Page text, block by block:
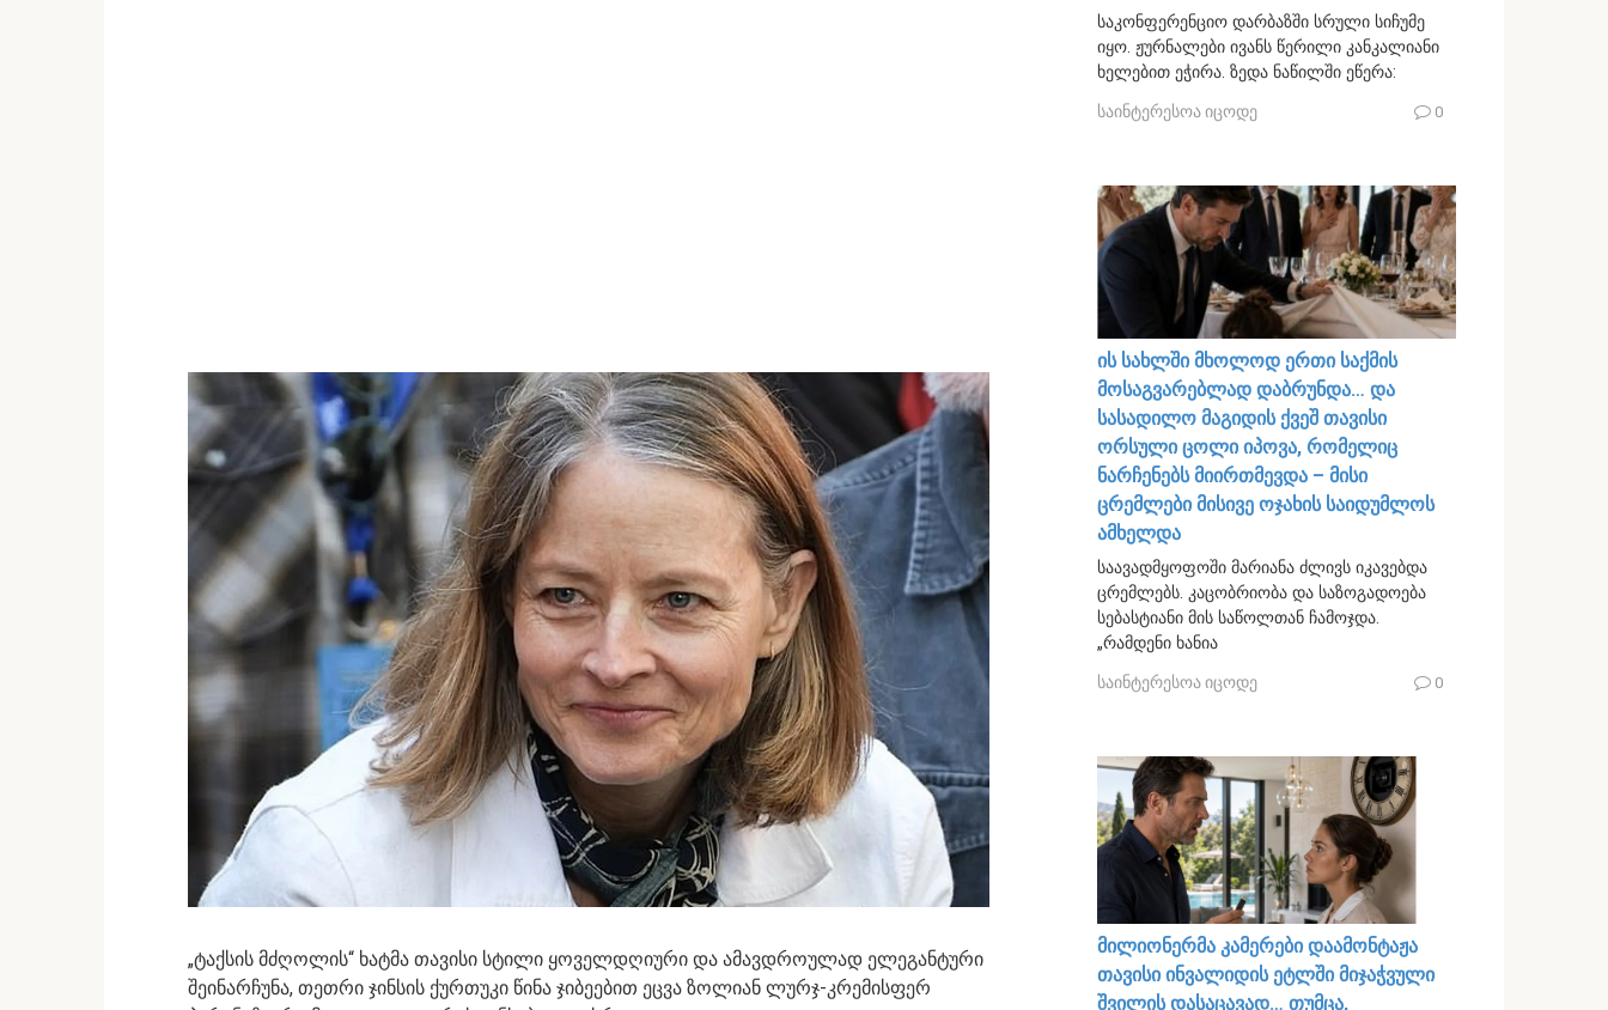
„ტაქსის მძღოლის“ ხატმა თავისი სტილი ყოველდღიური და ამავდროულად ელეგანტური
შეინარჩუნა, თეთრი ჯინსის ქურთუკი წინა ჯიბეებით ეცვა ზოლიან ლურჯ-კრემისფერ
საკონფერენციო დარბაზში სრული სიჩუმე
იყო. ჟურნალები ივანს წერილი კანკალიანი
ხელებით ეჭირა. ზედა ნაწილში ეწერა:
საინტერესოა იცოდე 0
ის სახლში მხოლოდ ერთი საქმის
მოსაგვარებლად დაბრუნდა… და
სასადილო მაგიდის ქვეშ თავისი
ორსული ცოლი იპოვა, რომელიც
ნარჩენებს მიირთმევდა – მისი
ცრემლები მისივე ოჯახის საიდუმლოს
ამხელდა
საავადმყოფოში მარიანა ძლივს იკავებდა
ცრემლებს. კაცობრიობა და საზოგადოება
სებასტიანი მის საწოლთან ჩამოჯდა.
„რამდენი ხანია
საინტერესოა იცოდე 0
მილიონერმა კამერები დაამონტაჟა
თავისი ინვალიდის ეტლში მიჯაჭვული
შვილის დასაცავად… თუმცა,